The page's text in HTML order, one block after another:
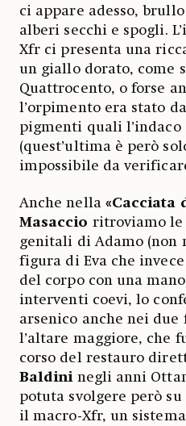
ci appare adesso,
alberi secchi e spogli.
Xfr ci presenta una
un giallo dorato, come
Quattrocento, o forse
l’orpimento era stato
pigmenti quali
(quest’ultima è però
impossibile da
Anche nella «Cacciata
Masaccio ritroviamo
genitali di Adamo (non
figura di Eva che
del corpo con una
interventi coevi, lo
arsenico anche nei
l’altare maggiore, che
corso del restauro
Baldini negli anni
potuta svolgere però
il macro-Xfr, un